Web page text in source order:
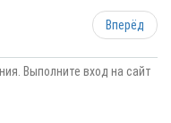
Вперёд
Выполните вход на сайт